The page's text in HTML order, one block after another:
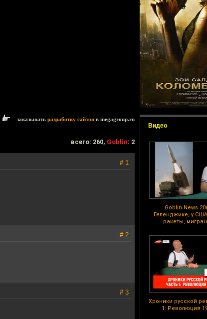
Видео
Goblin News
Геленджике, у
ракеты,
Хроники русской
1: Революция
заказывать разработку сайтов в megagroup.ru
всего: 260, Goblin: 2
# 1
# 2
# 3